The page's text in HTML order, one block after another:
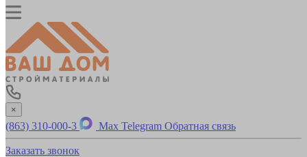
×
(863) 310-000-3 Max Telegram Обратная связь
Заказать звонок